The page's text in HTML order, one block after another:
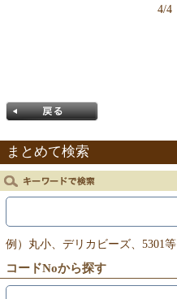
4/4
戻る
まとめて検索
例）丸小、デリカビーズ、5301等
コードNoから探す